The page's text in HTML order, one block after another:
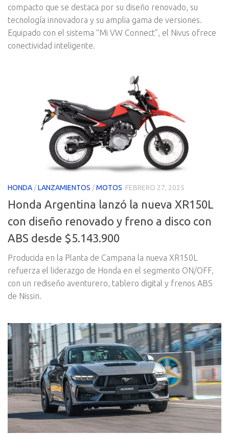
compacto que se destaca por su diseño renovado, su
tecnología innovadora y su amplia gama de versiones.
Equipado con el sistema “Mi VW Connect”, el Nivus ofrece
conectividad inteligente.
HONDA /LANZAMIENTOS /MOTOS FEBRERO 27, 2025
Honda Argentina lanzó la nueva XR150L
con diseño renovado y freno a disco con
ABS desde $5.143.900
Producida en la Planta de Campana la nueva XR150L
refuerza el liderazgo de Honda en el segmento ON/OFF,
con un rediseño aventurero, tablero digital y frenos ABS
de Nissin.